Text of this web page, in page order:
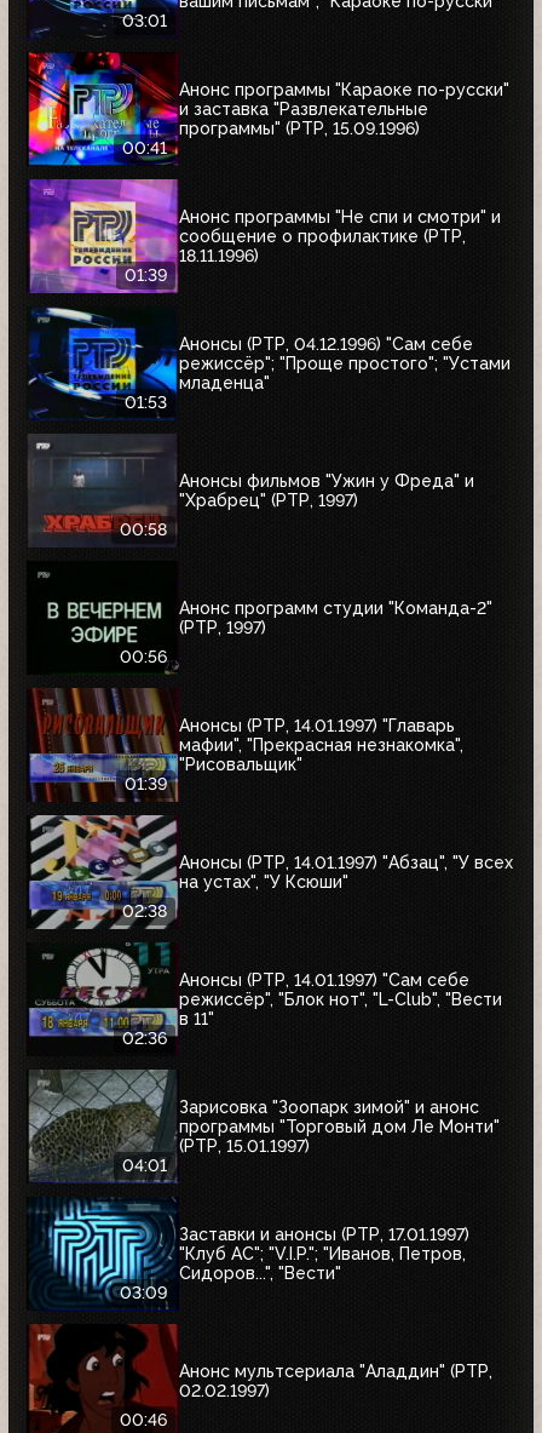
03:01
00:41
Анонс программы "Караоке по-русски"
и заставка "Развлекательные
программы" (РТР, 15.09.1996)
01:39
Анонс программы "Не спи и смотри" и
сообщение о профилактике (РТР,
18.11.1996)
01:53
Анонсы (РТР, 04.12.1996) "Сам себе
режиссёр"; "Проще простого"; "Устами
младенца"
00:58
Анонсы фильмов "Ужин у Фреда" и
"Храбрец" (РТР, 1997)
00:56
Анонс программ студии "Команда-2"
(РТР, 1997)
01:39
Анонсы (РТР, 14.01.1997) "Главарь
мафии", "Прекрасная незнакомка",
"Рисовальщик"
02:38
Анонсы (РТР, 14.01.1997) "Абзац", "У всех
на устах", "У Ксюши"
02:36
Анонсы (РТР, 14.01.1997) "Сам себе
режиссёр", "Блок нот", "L-Club", "Вести
в 11"
04:01
Зарисовка "Зоопарк зимой" и анонс
программы "Торговый дом Ле Монти"
(РТР, 15.01.1997)
03:09
Заставки и анонсы (РТР, 17.01.1997)
"Клуб АС"; "V.I.P."; "Иванов, Петров,
Сидоров...", "Вести"
00:46
Анонс мультсериала "Аладдин" (РТР,
02.02.1997)